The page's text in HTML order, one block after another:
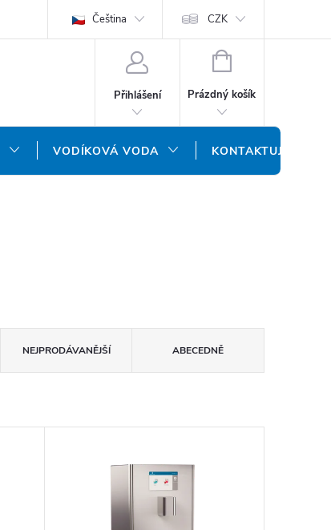
OCHRANA OSOBNÍCH ÚDAJŮ NÁŠ SLOVENSKÝ E-
Čeština CZK
Přihlášení
NÁKUPNÍ
Prázdný košík
VODÍKOVÁ VODA KONTAKTUJTE NÁS
NEJPRODÁVANĚJŠÍ ABECEDNĚ